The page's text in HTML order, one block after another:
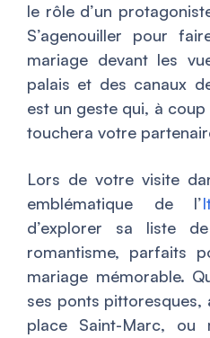
le rôle d’un
S’agenouiller pour
mariage devant les
palais et des canaux
est un geste qui, à
touchera votre
Lors de votre visite
emblématique de l’
d’explorer sa liste
romantisme, parfaits
mariage mémorable.
ses ponts pittoresques,
place Saint-Marc, ou